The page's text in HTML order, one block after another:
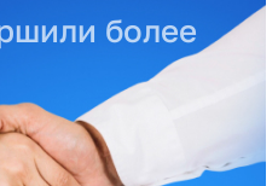
более